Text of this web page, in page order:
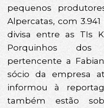
pequenos
Alpercatas, com
divisa entre as TIs
Porquinhos dos
pertencente a
sócio da empresa
informou à
também estão